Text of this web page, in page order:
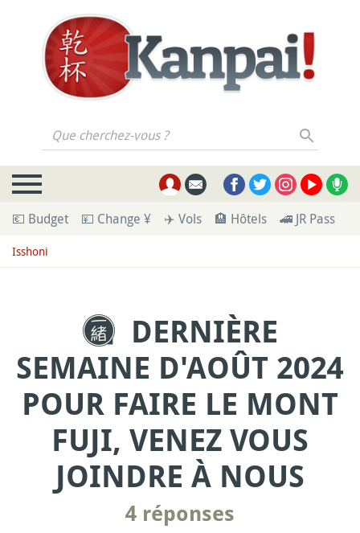
Que cherchez-vous ?
💶 Budget 💴 Change ¥ ✈️ Vols 🏨 Hôtels 🚄 JR Pass
Isshoni
DERNIÈRE
SEMAINE D'AOÛT 2024
POUR FAIRE LE MONT
FUJI, VENEZ VOUS
JOINDRE À NOUS
4 réponses